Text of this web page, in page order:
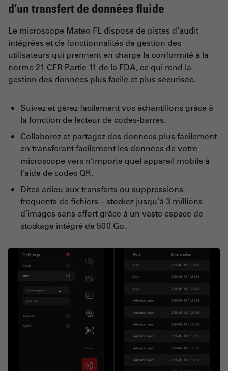
d’un transfert de données fluide
Le microscope Mateo FL dispose de pistes d’audit
intégrées et de fonctionnalités de gestion des
utilisateurs qui prennent en charge la conformité à la
norme 21 CFR Partie 11 de la FDA, ce qui rend la
gestion des données plus facile et plus sécurisée.
Suivez et gérez facilement vos échantillons grâce à
la fonction de lecteur de codes-barres.
Collaborez et partagez des données plus facilement
en transférant facilement les données de votre
microscope vers n’importe quel appareil mobile à
l’aide de codes QR.
Dites adieu aux transferts ou suppressions
fréquents de fichiers – stockez jusqu’à 3 millions
d’images sans effort grâce à un vaste espace de
stockage intégré de 500 Go.